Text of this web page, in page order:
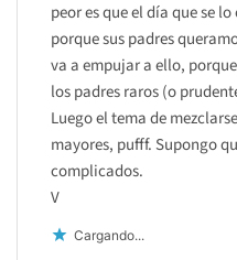
peor es que el día que se
porque sus padres
va a empujar a ello,
los padres raros (o
Luego el tema de
mayores, pufff. Supongo
complicados.
V
Cargando...